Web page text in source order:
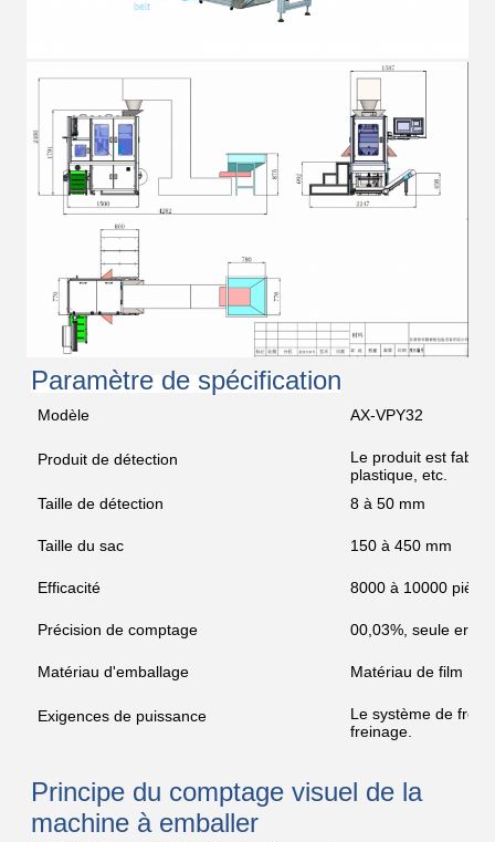
Paramètre de spécification
Modèle AX-VPY32
Produit de détection
Le produit est
plastique, etc.
Taille de détection
8 à 50 mm
Taille du sac 150 à 450 mm
Efficacité 8000 à 10000
Précision de comptage 00,03%, seule
Matériau d'emballage Matériau de film PE
Exigences de puissance
Le système de
freinage.
Principe du comptage visuel de la
machine à emballer